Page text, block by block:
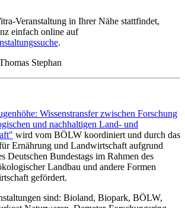
Veranstaltung in Ihrer Nähe stattfindet,
einfach online auf
.
Stephan
Wissenstransfer zwischen Forschung
und nachhaltigen Land- und
wird vom BÖLW koordiniert und durch das
Ernährung und Landwirtschaft aufgrund
Deutschen Bundestags im Rahmen des
Landbau und andere Formen
gefördert.
sind: Bioland, Biopark, BÖLW,